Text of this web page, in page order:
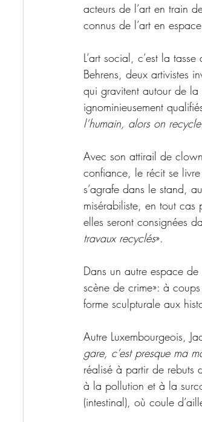
acteurs de l’art en train
connus de l’art en
L’art social, c’est la
Behrens, deux artivistes
qui gravitent autour de
ignominieusement
l’humain, alors on
Avec son attirail de
confiance, le récit se
s’agrafe dans le stand,
misérabiliste, en tout cas
elles seront consignées
travaux recyclés».
Dans un autre espace
scène de crime»: à
forme sculpturale aux
Autre Luxembourgeois,
gare, c’est presque ma
réalisé à partir de rebuts
à la pollution et à la
(intestinal), où coule